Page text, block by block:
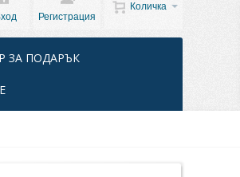
Количка
Регистрация
ЗА ПОДАРЪК